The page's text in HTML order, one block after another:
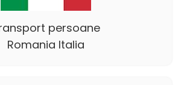
persoane
Romania Italia